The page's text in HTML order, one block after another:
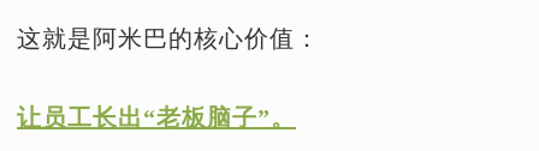
这就是阿米巴的核心价值：
让员工长出“老板脑子”。